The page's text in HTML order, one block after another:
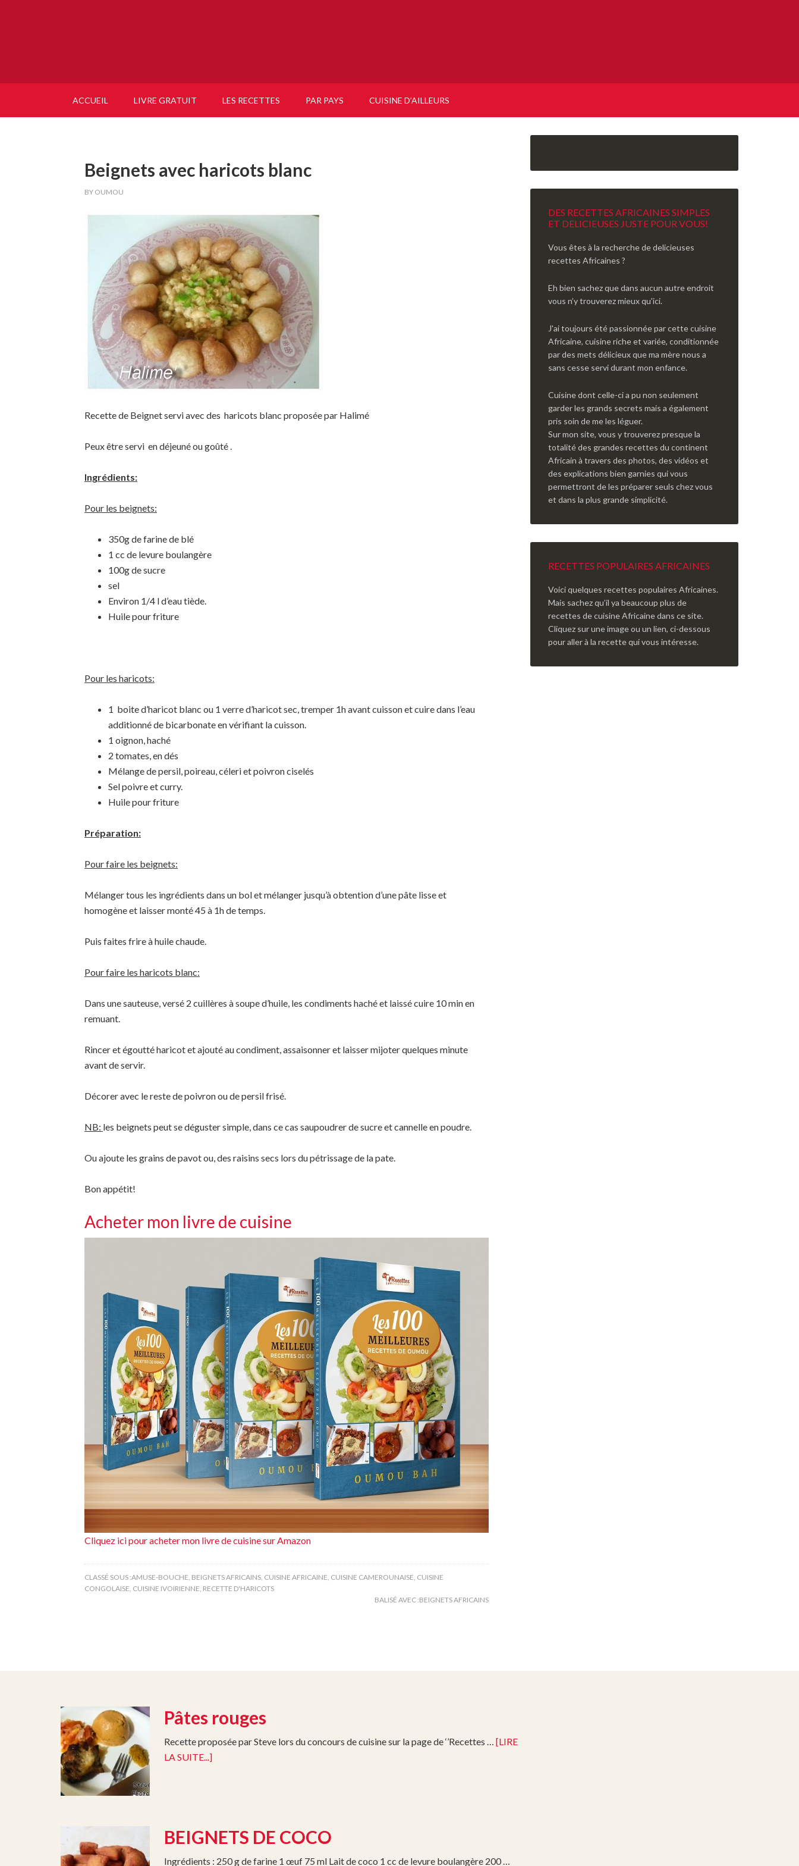
ACCUEIL LIVRE GRATUIT LES RECETTES PAR PAYS CUISINE D’AILLEURS
Beignets avec haricots blanc
BY OUMOU
Recette de Beignet servi avec des haricots blanc proposée par Halimé
Peux être servi en déjeuné ou goûté .
Ingrédients:
Pour les beignets:
350g de farine de blé
1 cc de levure boulangère
100g de sucre
sel
Environ 1/4 l d’eau tiède.
Huile pour friture
Pour les haricots:
1 boite d’haricot blanc ou 1 verre d’haricot sec, tremper 1h avant cuisson et cuire dans l’eau
additionné de bicarbonate en vérifiant la cuisson.
1 oignon, haché
2 tomates, en dés
Mélange de persil, poireau, céleri et poivron ciselés
Sel poivre et curry.
Huile pour friture
Préparation:
Pour faire les beignets:
Mélanger tous les ingrédients dans un bol et mélanger jusqu’à obtention d’une pâte lisse et
homogène et laisser monté 45 à 1h de temps.
Puis faites frire à huile chaude.
Pour faire les haricots blanc:
Dans une sauteuse, versé 2 cuillères à soupe d’huile, les condiments haché et laissé cuire 10 min en
remuant.
Rincer et égoutté haricot et ajouté au condiment, assaisonner et laisser mijoter quelques minute
avant de servir.
Décorer avec le reste de poivron ou de persil frisé.
NB: les beignets peut se déguster simple, dans ce cas saupoudrer de sucre et cannelle en poudre.
Ou ajoute les grains de pavot ou, des raisins secs lors du pétrissage de la pate.
Bon appétit!
Acheter mon livre de cuisine
Cliquez ici pour acheter mon livre de cuisine sur Amazon
CLASSÉ SOUS :AMUSE-BOUCHE BEIGNETS AFRICAINS CUISINE AFRICAINE CUISINE CAMEROUNAISE CUISINE
CONGOLAISE CUISINE IVOIRIENNE RECETTE D'HARICOTS
BALISÉ AVEC :BEIGNETS AFRICAINS
DES RECETTES AFRICAINES SIMPLES
ET DELICIEUSES JUSTE POUR VOUS!
Vous êtes à la recherche de delicieuses
recettes Africaines ?
Eh bien sachez que dans aucun autre endroit
vous n’y trouverez mieux qu'ici.
J'ai toujours été passionnée par cette cuisine
Africaine, cuisine riche et variée, conditionnée
par des mets délicieux que ma mère nous a
sans cesse servi durant mon enfance.
Cuisine dont celle-ci a pu non seulement
garder les grands secrets mais a également
pris soin de me les léguer.
Sur mon site, vous y trouverez presque la
totalité des grandes recettes du continent
Africain à travers des photos, des vidéos et
des explications bien garnies qui vous
permettront de les préparer seuls chez vous
et dans la plus grande simplicité.
RECETTES POPULAIRES AFRICAINES
Voici quelques recettes populaires Africaines.
Mais sachez qu’il ya beaucoup plus de
recettes de cuisine Africaine dans ce site.
Cliquez sur une image ou un lien, ci-dessous
pour aller à la recette qui vous intéresse.
Pâtes rouges
Recette proposée par Steve lors du concours de cuisine sur la page de ‘’Recettes … [LIRE
LA SUITE...]
BEIGNETS DE COCO
Ingrédients : 250 g de farine 1 œuf 75 ml Lait de coco 1 cc de levure boulangère 200 …